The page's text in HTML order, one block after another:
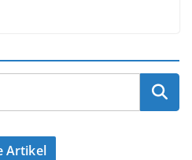
Artikel